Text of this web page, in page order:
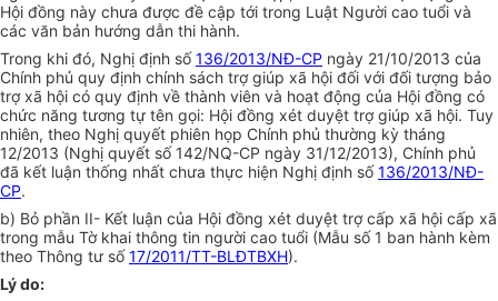
Hội đồng này chưa được đề cập tới trong Luật Người cao tuổi và
các văn bản hướng dẫn thi hành.
Trong khi đó, Nghị định số136/2013/NĐ-CP ngày 21/10/2013 của
Chính phủ quy định chính sách trợ giúp xã hội đối với đối tượng bảo
trợ xã hội có quy định về thành viên và hoạt động của Hội đồng có
chức năng tương tự tên gọi: Hội đồng xét duyệt trợ giúp xã hội. Tuy
nhiên, theo Nghị quyết phiên họp Chính phủ thường kỳ tháng
12/2013 (Nghị quyết số 142/NQ-CP ngày 31/12/2013), Chính phủ
đã kết luận thống nhất chưa thực hiện Nghị định số136/2013/NĐ-
CP.
b) Bỏ phần II- Kết luận của Hội đồng xét duyệt trợ cấp xã hội cấp xã
trong mẫu Tờ khai thông tin người cao tuổi (Mẫu số 1 ban hành kèm
theo Thông tư số17/2011/TT-BLĐTBXH).
Lý do: